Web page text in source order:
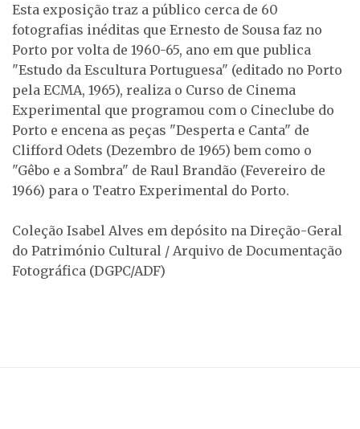
Esta exposição traz a público cerca de 60
fotografias inéditas que Ernesto de Sousa faz no
Porto por volta de 1960-65, ano em que publica
"Estudo da Escultura Portuguesa" (editado no Porto
pela ECMA, 1965), realiza o Curso de Cinema
Experimental que programou com o Cineclube do
Porto e encena as peças "Desperta e Canta" de
Clifford Odets (Dezembro de 1965) bem como o
"Gêbo e a Sombra" de Raul Brandão (Fevereiro de
1966) para o Teatro Experimental do Porto.
Coleção Isabel Alves em depósito na Direção-Geral
do Património Cultural / Arquivo de Documentação
Fotográfica (DGPC/ADF)